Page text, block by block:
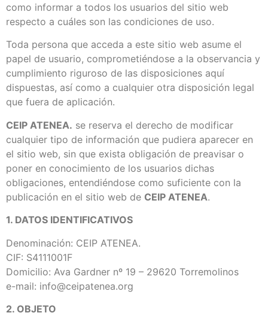
como informar a todos los usuarios del sitio web
respecto a cuáles son las condiciones de uso.
Toda persona que acceda a este sitio web asume el
papel de usuario, comprometiéndose a la observancia y
cumplimiento riguroso de las disposiciones aquí
dispuestas, así como a cualquier otra disposición legal
que fuera de aplicación.
CEIP ATENEA. se reserva el derecho de modificar
cualquier tipo de información que pudiera aparecer en
el sitio web, sin que exista obligación de preavisar o
poner en conocimiento de los usuarios dichas
obligaciones, entendiéndose como suficiente con la
publicación en el sitio web de CEIP ATENEA.
1. DATOS IDENTIFICATIVOS
Denominación: CEIP ATENEA.
CIF: S4111001F
Domicilio: Ava Gardner nº 19 – 29620 Torremolinos
e-mail: info@ceipatenea.org
2. OBJETO